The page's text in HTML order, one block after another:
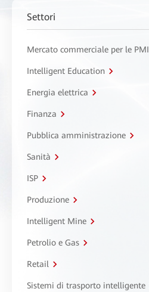
Settori
Mercato commerciale per le PMI
Intelligent Education
Energia elettrica
Finanza
Pubblica amministrazione
Sanità
ISP
Produzione
Intelligent Mine
Petrolio e Gas
Retail
Sistemi di trasporto intelligente